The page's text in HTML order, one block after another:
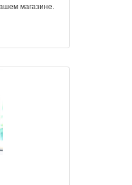
магазине.